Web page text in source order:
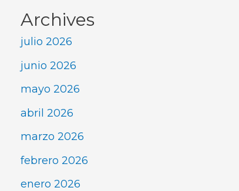
Archives
julio 2026
junio 2026
mayo 2026
abril 2026
marzo 2026
febrero 2026
enero 2026